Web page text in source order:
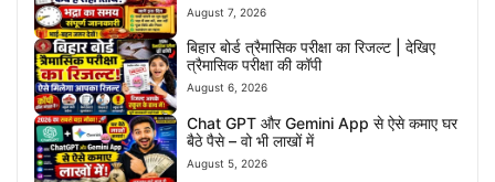
August 7, 2026
बिहार बोर्ड त्रैमासिक परीक्षा का रिजल्ट | देखिए
त्रैमासिक परीक्षा की कॉपी
August 6, 2026
Chat GPT और Gemini App से ऐसे कमाए घर
बैठे पैसे – वो भी लाखों में
August 5, 2026